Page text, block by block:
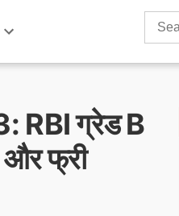
Search
RBI ग्रेड B
फ्री